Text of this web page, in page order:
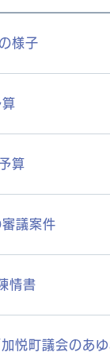
様子
算
議案件
情書
加悦町議会のあゆ